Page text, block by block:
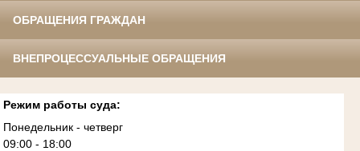
ОБРАЩЕНИЯ ГРАЖДАН
ВНЕПРОЦЕССУАЛЬНЫЕ ОБРАЩЕНИЯ
Режим работы суда:
Понедельник - четверг
09:00 - 18:00